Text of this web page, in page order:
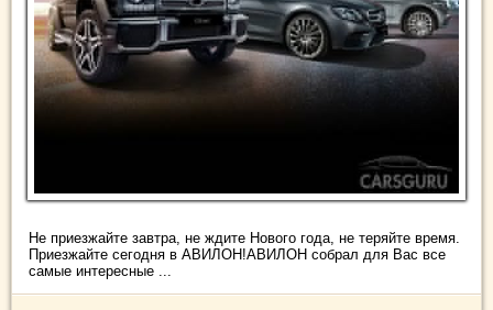
Не приезжайте завтра, не ждите Нового года, не теряйте время.
Приезжайте сегодня в АВИЛОН!АВИЛОН собрал для Вас все
самые интересные ...